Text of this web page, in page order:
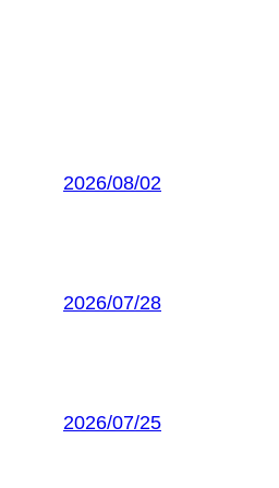
2026/08/02
2026/07/28
2026/07/25